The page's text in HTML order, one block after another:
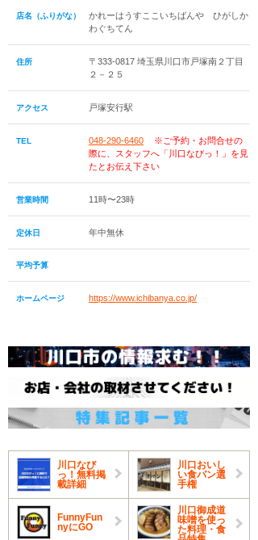
店名（ふりがな）
かれーはうすここいちばんや ひがしか
わぐちてん
住所
〒333-0817 埼玉県川口市戸塚南２丁目
２－２５
アクセス 戸塚安行駅
TEL 048-290-6460
※ご予約・お問合せの
際に、スタッフへ「川口なびっ！」を見
たとお伝え下さい
営業時間 11時〜23時
定休日 年中無休
平均予算
ホームページ https://www.ichibanya.co.jp/
川口なび
っ！無料掲
載詳細
川口おいし
い食パン選
手権
FunnyFun
nyにGO
川口御成道
味噌を使っ
た料理・食